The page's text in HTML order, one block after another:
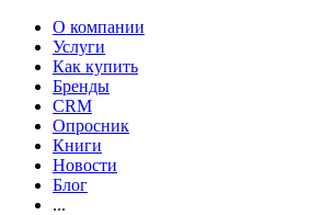
О компании
Услуги
Как купить
Бренды
CRM
Опросник
Книги
Новости
Блог
...